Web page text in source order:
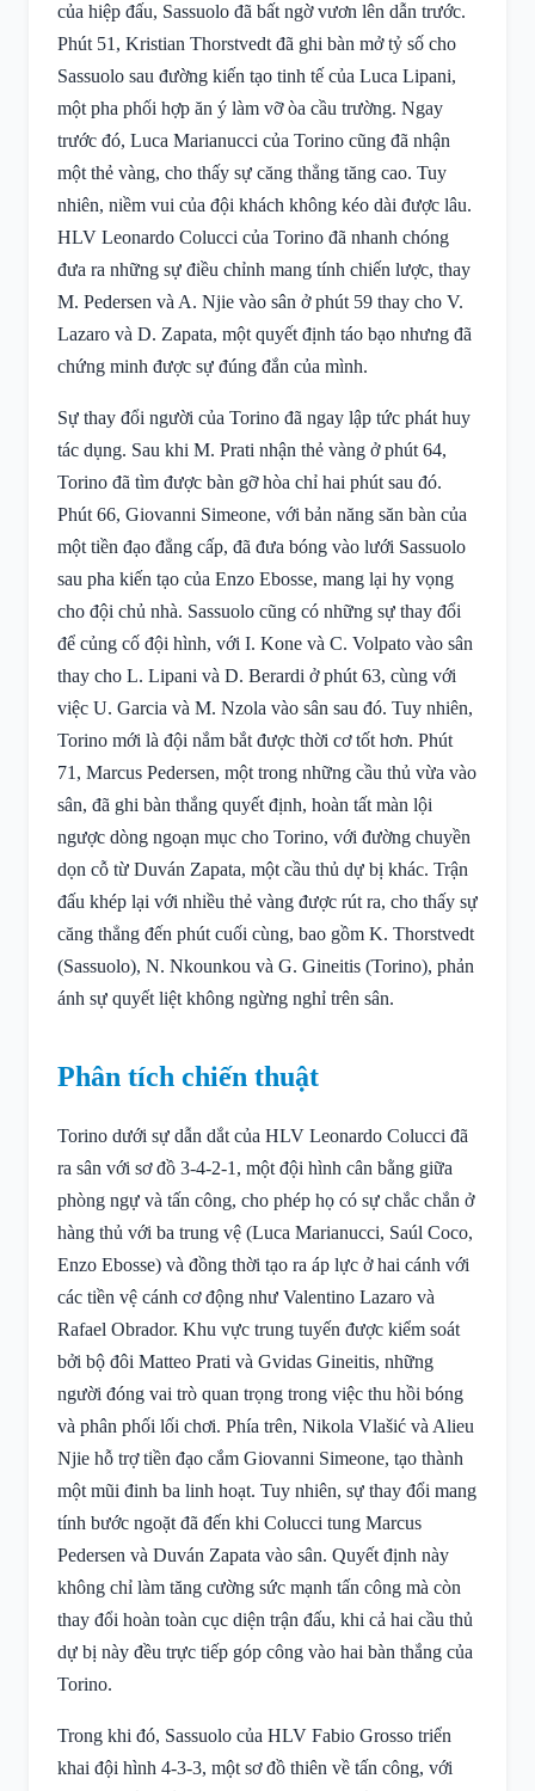
của hiệp đấu, Sassuolo đã bất ngờ vươn lên dẫn trước.
Phút 51, Kristian Thorstvedt đã ghi bàn mở tỷ số cho
Sassuolo sau đường kiến tạo tinh tế của Luca Lipani,
một pha phối hợp ăn ý làm vỡ òa cầu trường. Ngay
trước đó, Luca Marianucci của Torino cũng đã nhận
một thẻ vàng, cho thấy sự căng thẳng tăng cao. Tuy
nhiên, niềm vui của đội khách không kéo dài được lâu.
HLV Leonardo Colucci của Torino đã nhanh chóng
đưa ra những sự điều chỉnh mang tính chiến lược, thay
M. Pedersen và A. Njie vào sân ở phút 59 thay cho V.
Lazaro và D. Zapata, một quyết định táo bạo nhưng đã
chứng minh được sự đúng đắn của mình.
Sự thay đổi người của Torino đã ngay lập tức phát huy
tác dụng. Sau khi M. Prati nhận thẻ vàng ở phút 64,
Torino đã tìm được bàn gỡ hòa chỉ hai phút sau đó.
Phút 66, Giovanni Simeone, với bản năng săn bàn của
một tiền đạo đẳng cấp, đã đưa bóng vào lưới Sassuolo
sau pha kiến tạo của Enzo Ebosse, mang lại hy vọng
cho đội chủ nhà. Sassuolo cũng có những sự thay đổi
để củng cố đội hình, với I. Kone và C. Volpato vào sân
thay cho L. Lipani và D. Berardi ở phút 63, cùng với
việc U. Garcia và M. Nzola vào sân sau đó. Tuy nhiên,
Torino mới là đội nắm bắt được thời cơ tốt hơn. Phút
71, Marcus Pedersen, một trong những cầu thủ vừa vào
sân, đã ghi bàn thắng quyết định, hoàn tất màn lội
ngược dòng ngoạn mục cho Torino, với đường chuyền
dọn cỗ từ Duván Zapata, một cầu thủ dự bị khác. Trận
đấu khép lại với nhiều thẻ vàng được rút ra, cho thấy sự
căng thẳng đến phút cuối cùng, bao gồm K. Thorstvedt
(Sassuolo), N. Nkounkou và G. Gineitis (Torino), phản
ánh sự quyết liệt không ngừng nghỉ trên sân.
Phân tích chiến thuật
Torino dưới sự dẫn dắt của HLV Leonardo Colucci đã
ra sân với sơ đồ 3-4-2-1, một đội hình cân bằng giữa
phòng ngự và tấn công, cho phép họ có sự chắc chắn ở
hàng thủ với ba trung vệ (Luca Marianucci, Saúl Coco,
Enzo Ebosse) và đồng thời tạo ra áp lực ở hai cánh với
các tiền vệ cánh cơ động như Valentino Lazaro và
Rafael Obrador. Khu vực trung tuyến được kiểm soát
bởi bộ đôi Matteo Prati và Gvidas Gineitis, những
người đóng vai trò quan trọng trong việc thu hồi bóng
và phân phối lối chơi. Phía trên, Nikola Vlašić và Alieu
Njie hỗ trợ tiền đạo cắm Giovanni Simeone, tạo thành
một mũi đinh ba linh hoạt. Tuy nhiên, sự thay đổi mang
tính bước ngoặt đã đến khi Colucci tung Marcus
Pedersen và Duván Zapata vào sân. Quyết định này
không chỉ làm tăng cường sức mạnh tấn công mà còn
thay đổi hoàn toàn cục diện trận đấu, khi cả hai cầu thủ
dự bị này đều trực tiếp góp công vào hai bàn thắng của
Torino.
Trong khi đó, Sassuolo của HLV Fabio Grosso triển
khai đội hình 4-3-3, một sơ đồ thiên về tấn công, với